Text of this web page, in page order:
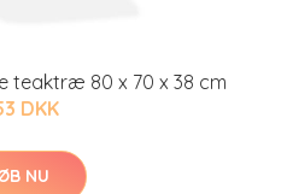
teaktræ 80 x 70 x 38 cm
DKK
NU